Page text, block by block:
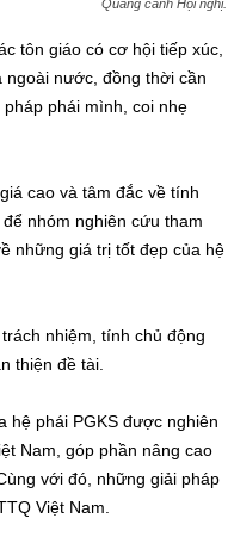
Quang cảnh Hội nghị.
tôn giáo có cơ hội tiếp xúc,
ngoài nước, đồng thời cần
phái mình, coi nhẹ
cao và tâm đắc về tính
nhóm nghiên cứu tham
những giá trị tốt đẹp của hệ
nhiệm, tính chủ động
thiện đề tài.
hệ phái PGKS được nghiên
Nam, góp phần nâng cao
với đó, những giải pháp
Việt Nam.